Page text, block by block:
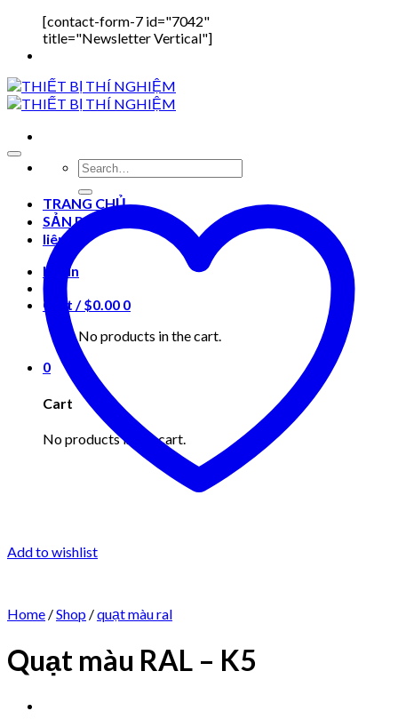
[contact-form-7 id="7042"
title="Newsletter Vertical"]
Search
for:
TRANG CHỦ
SẢN PHẨM
liên hệ
Login
Cart /$0.00 0
No products in the cart.
0
Cart
No products in the cart.
Add to wishlist
Home /Shop /quạt màu ral
Quạt màu RAL – K5